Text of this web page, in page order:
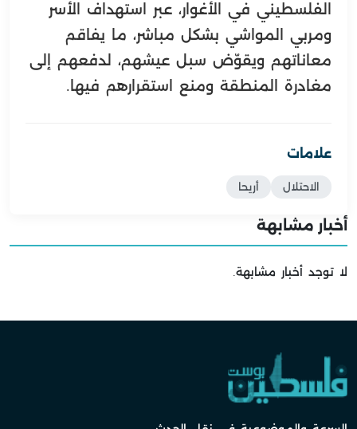
الفلسطيني في الأغوار، عبر استهداف الأسر
ومربي المواشي بشكل مباشر، ما يفاقم
معاناتهم ويقوّض سبل عيشهم، لدفعهم إلى
مغادرة المنطقة ومنع استقرارهم فيها.
علامات
الاحتلال أريحا
أخبار مشابهة
لا توجد أخبار مشابهة.